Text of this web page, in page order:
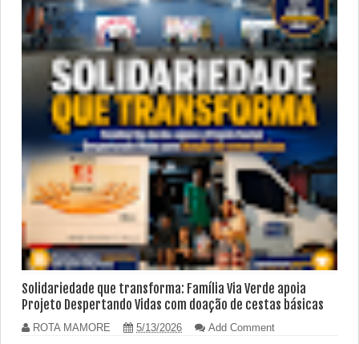
Solidariedade que transforma: Família Via Verde apoia
Projeto Despertando Vidas com doação de cestas básicas
ROTA MAMORE 5/13/2026 Add Comment